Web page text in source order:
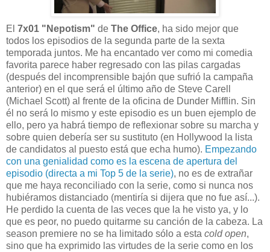
El 7x01 "Nepotism" de The Office, ha sido mejor que
todos los episodios de la segunda parte de la sexta
temporada juntos. Me ha encantado ver como mi comedia
favorita parece haber regresado con las pilas cargadas
(después del incomprensible bajón que sufrió la campaña
anterior) en el que será el último año de Steve Carell
(Michael Scott) al frente de la oficina de Dunder Mifflin. Sin
él no será lo mismo y este episodio es un buen ejemplo de
ello, pero ya habrá tiempo de reflexionar sobre su marcha y
sobre quien debería ser su sustituto (en Hollywood la lista
de candidatos al puesto está que echa humo). Empezando
con una genialidad como es la escena de apertura del
episodio (directa a mi Top 5 de la serie), no es de extrañar
que me haya reconciliado con la serie, como si nunca nos
hubiéramos distanciado (mentiría si dijera que no fue así...).
He perdido la cuenta de las veces que la he visto ya, y lo
que es peor, no puedo quitarme su canción de la cabeza. La
season premiere no se ha limitado sólo a esta cold open,
sino que ha exprimido las virtudes de la serie como en los